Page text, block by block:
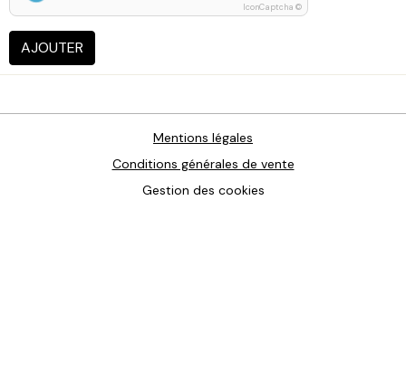
IconCaptcha ©
AJOUTER
Mentions légales
Conditions générales de vente
Gestion des cookies